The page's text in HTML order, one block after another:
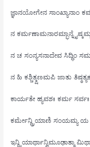
ಜ್ಞಾನಯೋಗೇನ
ನ
ನ ಚ ಸಂನ್ಯಸನಾದೇವ ಸಿದ್ಧಿಂ
ನ ಹಿ ಕಶ್ಚಿತ್ಕ್ಷಣಮಪಿ ಜಾತು
ಕಾರ್ಯತೇ ಹ್ಯವಶಃ ಕರ್ಮ ಸರ್ವಃ
ಕರ್ಮೇನ್ದ್ರಿಯಾಣಿ ಸಂಯಮ್ಯ ಯ
ಇನ್ದ್ರಿಯಾರ್ಥಾನ್ವಿಮೂಢಾತ್ಮಾ